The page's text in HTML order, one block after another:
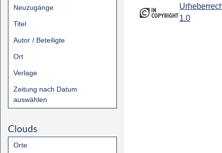
Neuzugänge
Titel
Autor / Beteiligte
Ort
Verlage
Zeitung nach Datum
auswählen
Clouds
Orte
1.0